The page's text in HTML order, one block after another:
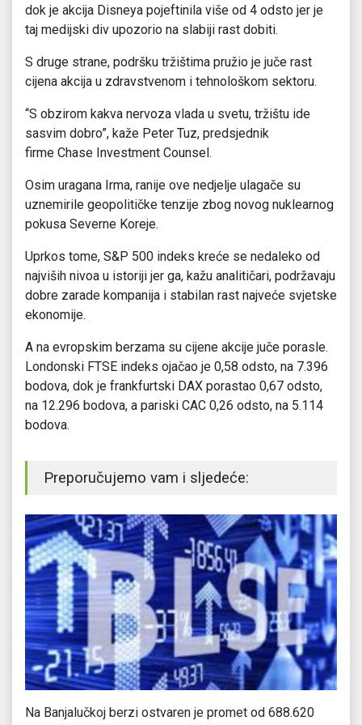
dok je akcija Disneya pojeftinila više od 4 odsto jer je
taj medijski div upozorio na slabiji rast dobiti.
S druge strane, podršku tržištima pružio je juče rast
cijena akcija u zdravstvenom i tehnološkom sektoru.
“S obzirom kakva nervoza vlada u svetu, tržištu ide
sasvim dobro”, kaže Peter Tuz, predsjednik
firme Chase Investment Counsel.
Osim uragana Irma, ranije ove nedjelje ulagače su
uznemirile geopolitičke tenzije zbog novog nuklearnog
pokusa Severne Koreje.
Uprkos tome, S&P 500 indeks kreće se nedaleko od
najviših nivoa u istoriji jer ga, kažu analitičari, podržavaju
dobre zarade kompanija i stabilan rast najveće svjetske
ekonomije.
A na evropskim berzama su cijene akcije juče porasle.
Londonski FTSE indeks ojačao je 0,58 odsto, na 7.396
bodova, dok je frankfurtski DAX porastao 0,67 odsto,
na 12.296 bodova, a pariski CAC 0,26 odsto, na 5.114
bodova.
Preporučujemo vam i sljedeće:
Na Banjalučkoj berzi ostvaren je promet od 688.620